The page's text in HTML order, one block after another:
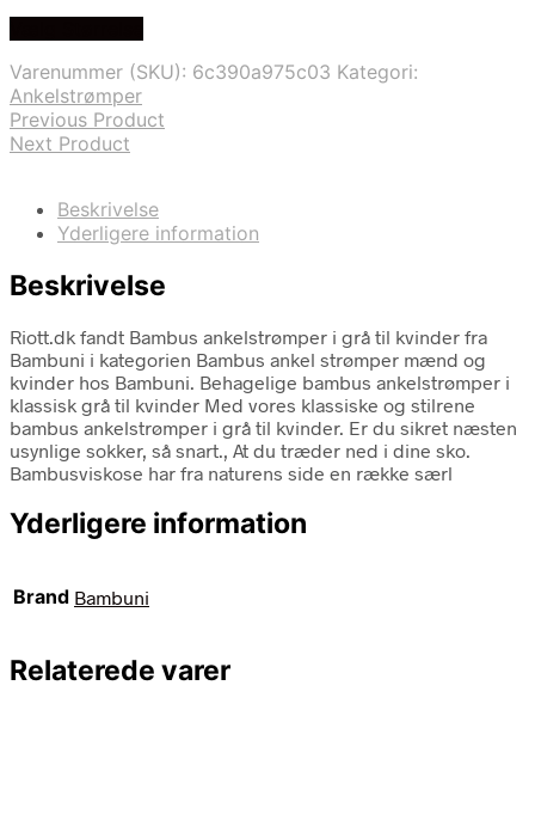
Varenummer (SKU): 6c390a975c03 Kategori:
Ankelstrømper
Previous Product
Next Product
Beskrivelse
Yderligere information
Beskrivelse
Riott.dk fandt Bambus ankelstrømper i grå til kvinder fra
Bambuni i kategorien Bambus ankel strømper mænd og
kvinder hos Bambuni. Behagelige bambus ankelstrømper i
klassisk grå til kvinder Med vores klassiske og stilrene
bambus ankelstrømper i grå til kvinder. Er du sikret næsten
usynlige sokker, så snart., At du træder ned i dine sko.
Bambusviskose har fra naturens side en række særl
Yderligere information
Brand Bambuni
Relaterede varer